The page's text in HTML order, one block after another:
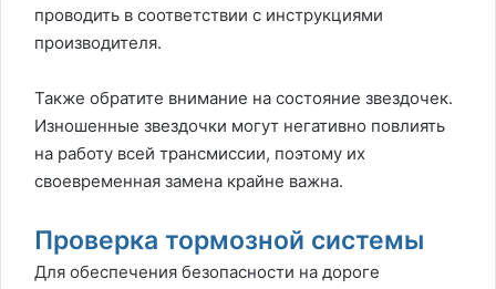
проводить в соответствии с инструкциями
производителя.
Также обратите внимание на состояние звездочек.
Изношенные звездочки могут негативно повлиять
на работу всей трансмиссии, поэтому их
своевременная замена крайне важна.
Проверка тормозной системы
Для обеспечения безопасности на дороге